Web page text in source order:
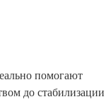
помогают
до стабилизации